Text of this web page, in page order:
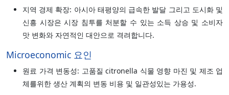
지역 경제 확장: 아시아 태평양의 급속한 발달 그리고 도시화 및
신흥 시장은 시장 침투를 처분할 수 있는 소득 상승 및 소비자
맛 변화와 자연적인 대안으로 격려합니다.
Microeconomic 요인
원료 가격 변동성: 고품질 citronella 식물 영향 마진 및 제조 업
체를위한 생산 계획의 변동 비용 및 일관성있는 가용성.